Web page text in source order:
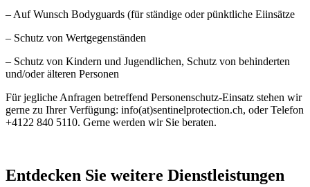
– Auf Wunsch Bodyguards (für ständige oder pünktliche Eiinsätze
– Schutz von Wertgegenständen
– Schutz von Kindern und Jugendlichen, Schutz von behinderten
und/oder älteren Personen
Für jegliche Anfragen betreffend Personenschutz-Einsatz stehen wir
gerne zu Ihrer Verfügung: info(at)sentinelprotection.ch, oder Telefon
+4122 840 5110. Gerne werden wir Sie beraten.
Entdecken Sie weitere Dienstleistungen